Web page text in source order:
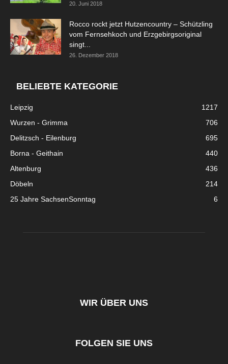
20. Juni 2018
Rocco rockt jetzt Hutzencountry – Schützling
vom Fernsehkoch und Erzgebirgsoriginal
singt...
26. Dezember 2018
BELIEBTE KATEGORIE
Leipzig
1217
Wurzen - Grimma
706
Delitzsch - Eilenburg
695
Borna - Geithain
440
Altenburg
436
Döbeln
214
25 Jahre SachsenSonntag
6
WIR ÜBER UNS
FOLGEN SIE UNS